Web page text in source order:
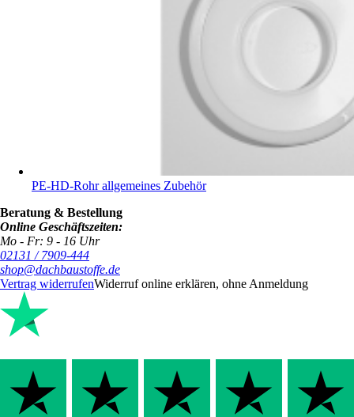
PE-HD-Rohr allgemeines Zubehör
Beratung & Bestellung
Online Geschäftszeiten:
Mo - Fr: 9 - 16 Uhr
02131 / 7909-444
shop@dachbaustoffe.de
Vertrag widerrufenWiderruf online erklären, ohne Anmeldung